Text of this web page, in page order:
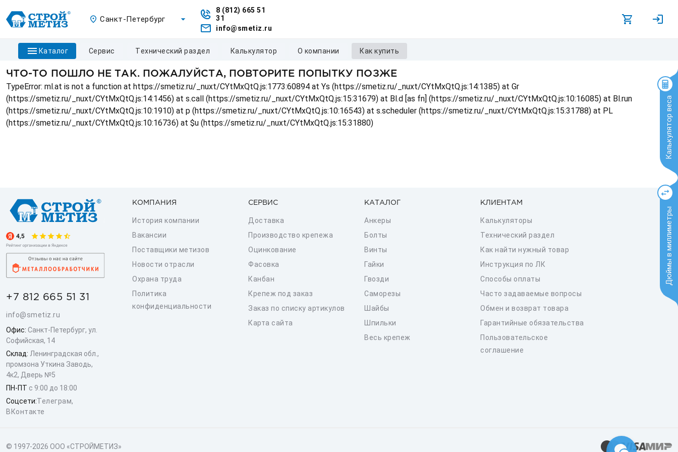
Калькулятор веса
Дюймы в миллиметры
Санкт-Петербург
8 (812) 665 51
31
info@smetiz.ru
каталог сервис технический раздел калькулятор о компании как купить
ЧТО-ТО ПОШЛО НЕ ТАК. ПОЖАЛУЙСТА, ПОВТОРИТЕ ПОПЫТКУ ПОЗЖЕ
TypeError: ml.at is not a function at https://smetiz.ru/_nuxt/CYtMxQtQ.js:1773:60894 at Ys (https://smetiz.ru/_nuxt/CYtMxQtQ.js:14:1385) at Gr
(https://smetiz.ru/_nuxt/CYtMxQtQ.js:14:1456) at s.call (https://smetiz.ru/_nuxt/CYtMxQtQ.js:15:31679) at Bl.d [as fn] (https://smetiz.ru/_nuxt/CYtMxQtQ.js:10:16085) at Bl.run
(https://smetiz.ru/_nuxt/CYtMxQtQ.js:10:1910) at p (https://smetiz.ru/_nuxt/CYtMxQtQ.js:10:16543) at s.scheduler (https://smetiz.ru/_nuxt/CYtMxQtQ.js:15:31788) at PL
(https://smetiz.ru/_nuxt/CYtMxQtQ.js:10:16736) at $u (https://smetiz.ru/_nuxt/CYtMxQtQ.js:15:31880)
+7 812 665 51 31
info@smetiz.ru
Офис: Санкт-Петербург, ул.
Софийская, 14
Склад: Ленинградская обл.,
промзона Уткина Заводь,
4к2, Дверь №5
ПН-ПТ с 9:00 до 18:00
Соцсети:Телеграм,
ВКонтакте
КОМПАНИЯ
История компании
Вакансии
Поставщики метизов
Новости отрасли
Охрана труда
Политика
конфиденциальности
СЕРВИС
Доставка
Производство крепежа
Оцинкование
Фасовка
Канбан
Крепеж под заказ
Заказ по списку артикулов
Карта сайта
КАТАЛОГ
Анкеры
Болты
Винты
Гайки
Гвозди
Саморезы
Шайбы
Шпильки
Весь крепеж
КЛИЕНТАМ
Калькуляторы
Технический раздел
Как найти нужный товар
Инструкция по ЛК
Способы оплаты
Часто задаваемые вопросы
Обмен и возврат товара
Гарантийные обязательства
Пользовательское
соглашение
© 1997-2026 ООО «СТРОЙМЕТИЗ»